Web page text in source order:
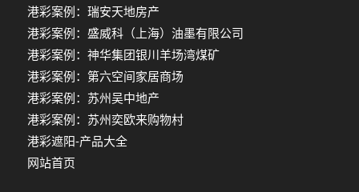
港彩案例：瑞安天地房产
港彩案例：盛威科（上海）油墨有限公司
港彩案例：神华集团银川羊场湾煤矿
港彩案例：第六空间家居商场
港彩案例：苏州吴中地产
港彩案例：苏州奕欧来购物村
港彩遮阳-产品大全
网站首页